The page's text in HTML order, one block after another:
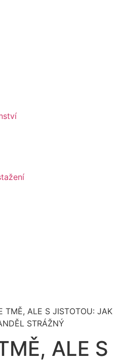
TMĚ, ALE S JISTOTOU: JAK
STRÁŽNÝ
ALE S